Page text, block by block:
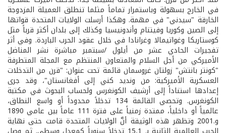
في الخارج بسهولة وباستمرار تماماً مثلما تنطلق العميلة المزدوجة
الخارقة "سيدني" في مهمة. وهكذا أرسلت الولايات المتحدة قواتها
إلى الصين وكوريا وفيتنام وأندونيسيا وكذلك إلى بلدان أكثر قرباً مثل
كوستاريكا وغواتيمالا وغرانادا في خلال عقود الحرب الباردة. وفي أثر
تفجيرات الحادي عشر من أيلول /سبتمبر مباشرة نشر المناضل
الأميركي من أجل السلام والمتعاون المنتظم مع المجلة المتطرفة
"كونتر بانتش" زولتان غروسمان قائمة تحت عنوان: "قرن من التدخلات
العسكرية الأميركية: من ونديد كني إلى أفغانستان"، وقد جرى
إعدادها استناداً إلى أرشيف الكونغرس ولحساب البحوث في مكتبة
الكونغرس. وتحصي القائمة 134 تدخلاً محدوداً أو واسع النطاق،
عالمياً أو داخلياً، ممتدة زمنياً على فترة 111 عاماً بين عامي 1890
و.2001 وتظهر هذه الوثيقة أنَّ الولايات المتحدة قامت حتى نهاية